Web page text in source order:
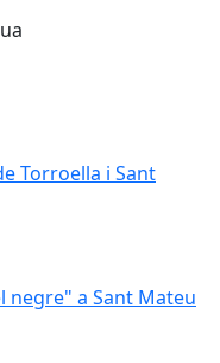
Torroella i Sant
negre" a Sant Mateu